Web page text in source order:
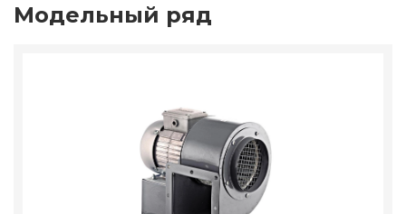
Модельный ряд